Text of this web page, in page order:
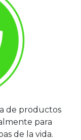
de productos
para
de la vida.